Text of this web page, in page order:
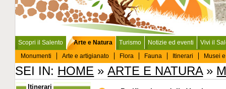
Scopri il Salento
Arte e Natura
Monumenti
Arte e artigianato Flora Fauna Itinerari Musei
Turismo Notizie ed eventi Vivi il
SEI IN: HOME »ARTE E NATURA»
Itinerari